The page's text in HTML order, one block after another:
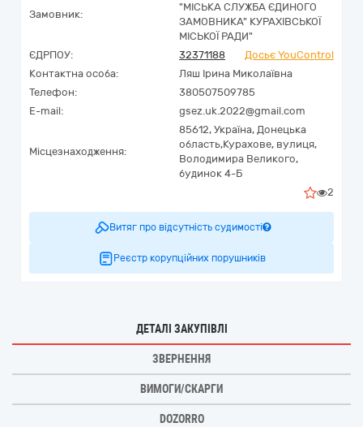
Замовник:
"МІСЬКА СЛУЖБА ЄДИНОГО
ЗАМОВНИКА" КУРАХІВСЬКОЇ
МІСЬКОЇ РАДИ"
ЄДРПОУ:
32371188
Досьє YouControl
Контактна особа:
Ляш Ірина Миколаївна
Телефон:
380507509785
E-mail:
gsez.uk.2022@gmail.com
Місцезнаходження:
85612, Україна, Донецька
область,Курахове, вулиця,
Володимира Великого,
будинок 4-Б
2
Витяг про відсутність судимості
Реєстр корупційних порушників
ДЕТАЛІ ЗАКУПІВЛІ
ЗВЕРНЕННЯ
ВИМОГИ/СКАРГИ
DOZORRO